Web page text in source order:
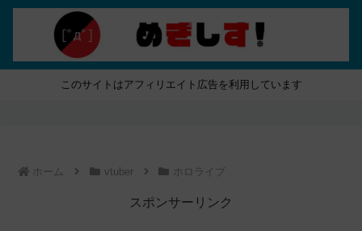
このサイトはアフィリエイト広告を利用しています
ホーム vtuber ホロライブ
スポンサーリンク